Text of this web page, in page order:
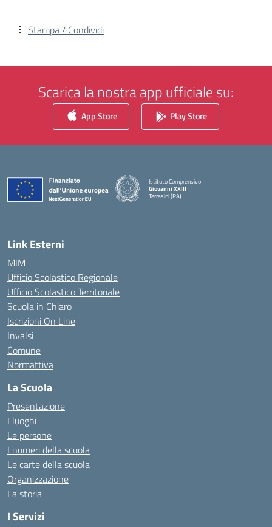
Stampa / Condividi
Scarica la nostra app ufficiale su:
App Store Play Store
Istituto Comprensivo
Giovanni XXIII
Terrasini (PA)
Link Esterni
MIM
Ufficio Scolastico Regionale
Ufficio Scolastico Territoriale
Scuola in Chiaro
Iscrizioni On Line
Invalsi
Comune
Normattiva
La Scuola
Presentazione
I luoghi
Le persone
I numeri della scuola
Le carte della scuola
Organizzazione
La storia
I Servizi